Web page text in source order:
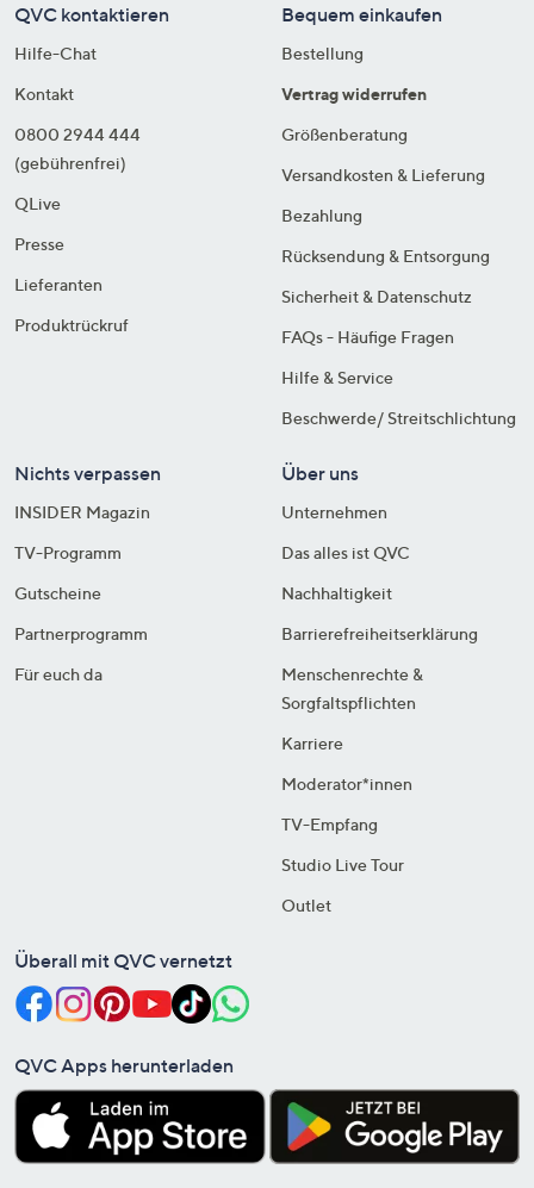
QVC kontaktieren
Hilfe-Chat
Kontakt
0800 2944 444
(gebührenfrei)
QLive
Presse
Lieferanten
Produktrückruf
Bequem einkaufen
Bestellung
Vertrag widerrufen
Größenberatung
Versandkosten & Lieferung
Bezahlung
Rücksendung & Entsorgung
Sicherheit & Datenschutz
FAQs - Häufige Fragen
Hilfe & Service
Beschwerde/ Streitschlichtung
Nichts verpassen
INSIDER Magazin
TV-Programm
Gutscheine
Partnerprogramm
Für euch da
Über uns
Unternehmen
Das alles ist QVC
Nachhaltigkeit
Barrierefreiheitserklärung
Menschenrechte &
Sorgfaltspflichten
Karriere
Moderator*innen
TV-Empfang
Studio Live Tour
Outlet
Überall mit QVC vernetzt
QVC Apps herunterladen